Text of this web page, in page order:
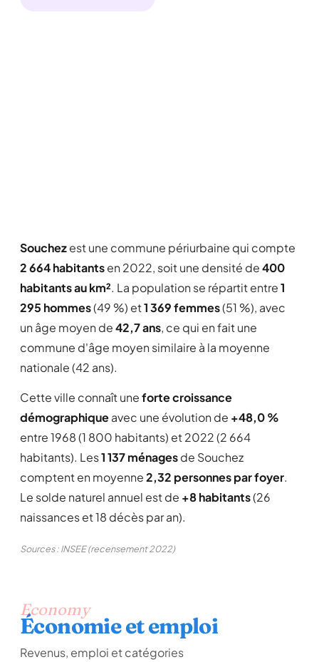
Souchezest une commune périurbaine qui compte
2 664 habitantsen 2022, soit une densité de400
habitants au km². La population se répartit entre1
295 hommes(49 %) et1 369 femmes(51 %), avec
un âge moyen de42,7 ans, ce qui en fait une
commune d'âge moyen similaire à la moyenne
nationale (42 ans).
Cette ville connaît uneforte croissance
démographiqueavec une évolution de +48,0 %
entre 1968 (1 800 habitants) et 2022 (2 664
habitants). Les1 137 ménagesde Souchez
comptent en moyenne2,32 personnes par foyer.
Le solde naturel annuel est de +8 habitants(26
naissances et 18 décès par an).
Sources : INSEE (recensement 2022)
Economy
Économie et emploi
Revenus, emploi et catégories